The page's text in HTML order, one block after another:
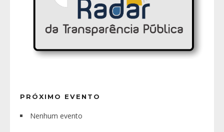
PRÓXIMO EVENTO
Nenhum evento